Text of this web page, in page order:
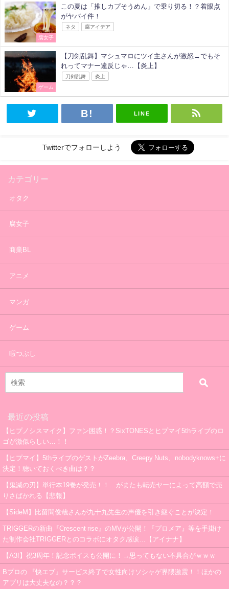
腐女子
この夏は「推しカプそうめん」で乗り切る！？着眼点
がヤバイ件！
ネタ 腐アイデア
ゲーム
【刀剣乱舞】マシュマロにツイ主さんが激怒→でもそ
れってマナー違反じゃ…【炎上】
刀剣乱舞 炎上
LINE
Twitterでフォローしよう
カテゴリー
オタク
腐女子
商業BL
アニメ
マンガ
ゲーム
暇つぶし
最近の投稿
【ヒプノシスマイク】ファン困惑！？SixTONESとヒプマイ5thライブのロ
ゴが激似らしい…！！
【ヒプマイ】5thライブのゲストがZeebra、Creepy Nuts、nobodyknows+に
決定！聴いておくべき曲は？？
【鬼滅の刃】単行本19巻が発売！！…がまたも転売ヤーによって高額で売
りさばかれる【悲報】
【SideM】比留間俊哉さんが九十九先生の声優を引き継ぐことが決定！
TRIGGERの新曲『Crescent rise』のMVが公開！『プロメア』等を手掛け
た制作会社TRIGGERとのコラボにオタク感涙…【アイナナ】
【A3!】祝3周年！記念ボイスも公開に！→思ってもない不具合がｗｗｗ
Bプロの 『快エブ』サービス終了で女性向けソシャゲ界隈激震！！ほかの
アプリは大丈夫なの？？？